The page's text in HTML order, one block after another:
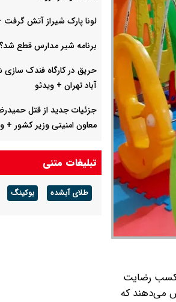
کسب رضایت
می‌دهند که
لونا پارک شیراز آتش
برنامه شیر مدارس قطع شد؟
حریق در کارگاه فندک
آباد تهران + ویدئو
جزئیات جدید از قتل
معاون امنیتی وزیر کشور +
برنامه قطع برق کهگیلویه و
۱۸ مرداد ۱۴۰۵ + جدول خاموشی
تبلیغات متنی
طلای آبشده بوکینگ